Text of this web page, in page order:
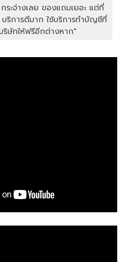
ระจ่างเลย ของแถมเยอะ แต่ที่
ริการดีมาก ใช้บริการทำบัญชีที่
ริษัทให้ฟรีอีกต่างหาก"